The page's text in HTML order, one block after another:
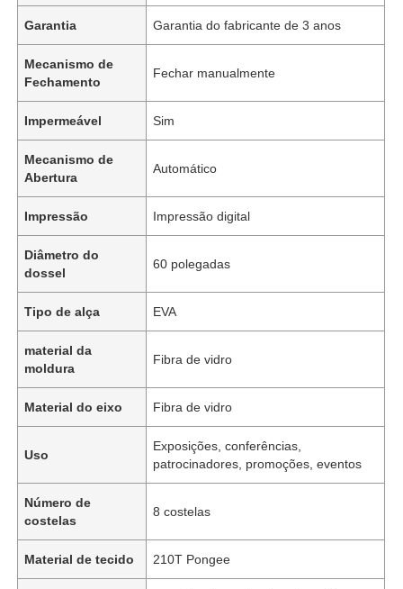
Garantia Garantia do fabricante de 3 anos
Mecanismo de
Fechamento
Fechar manualmente
Impermeável Sim
Mecanismo de
Abertura
Automático
Impressão Impressão digital
Diâmetro do
dossel
60 polegadas
Tipo de alça EVA
material da
moldura
Fibra de vidro
Material do eixo Fibra de vidro
Uso
Exposições, conferências,
patrocinadores, promoções, eventos
Número de
costelas
8 costelas
Material de tecido 210T Pongee